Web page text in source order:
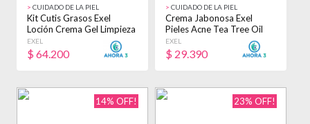
> CUIDADO DE LA PIEL
Kit Cutis Grasos Exel
Loción Crema Gel Limpieza
Antiacne
EXEL
$ 64.200
> CUIDADO DE LA PIEL
Crema Jabonosa Exel
Pieles Acne Tea Tree Oil
240gr Acneica Día
EXEL
$ 29.390
14% OFF! 23% OFF!